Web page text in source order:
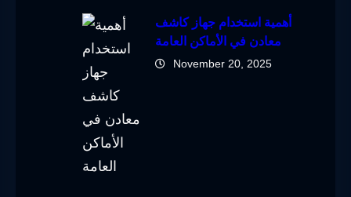
أهمية استخدام جهاز كاشف
معادن في الأماكن العامة
November 20, 2025